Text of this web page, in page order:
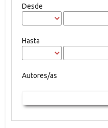
Desde
Hasta
Autores/as